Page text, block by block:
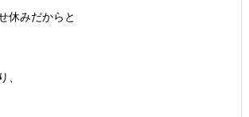
休みだからと
、